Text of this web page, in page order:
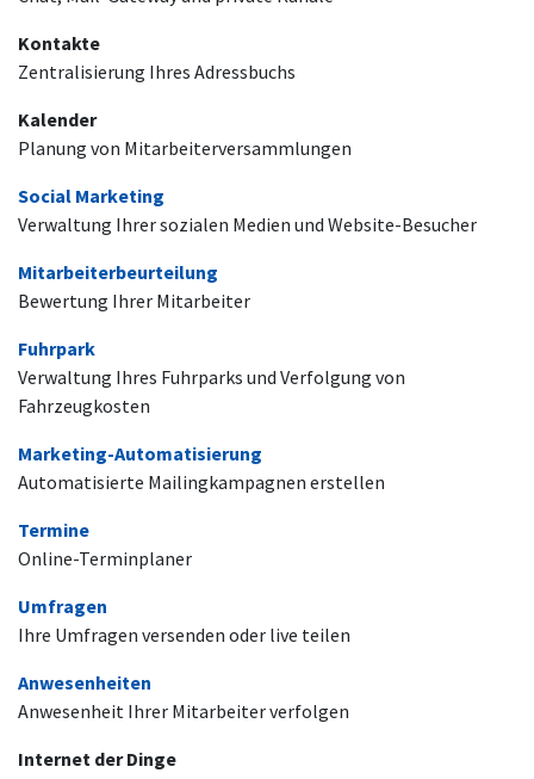
Kontakte
Zentralisierung Ihres Adressbuchs
Kalender
Planung von Mitarbeiterversammlungen
Social Marketing
Verwaltung Ihrer sozialen Medien und Website-Besucher
Mitarbeiterbeurteilung
Bewertung Ihrer Mitarbeiter
Fuhrpark
Verwaltung Ihres Fuhrparks und Verfolgung von
Fahrzeugkosten
Marketing-Automatisierung
Automatisierte Mailingkampagnen erstellen
Termine
Online-Terminplaner
Umfragen
Ihre Umfragen versenden oder live teilen
Anwesenheiten
Anwesenheit Ihrer Mitarbeiter verfolgen
Internet der Dinge